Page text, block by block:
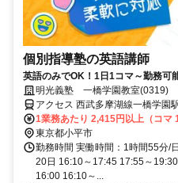
個別指導塾の英語講師
英語のみでOK！1日1コマ～勤務
◎ミドル・シニアも活躍中
明光義塾 一橋学園教室(0319)
アクセス 西武多摩湖線一橋学園
1業務あたり 2,415円以上（コマ
東京都小平市
勤務時間 実働時間：1時間55分/
20日 16:10～17:45 17:55～
16:00 16:10～...